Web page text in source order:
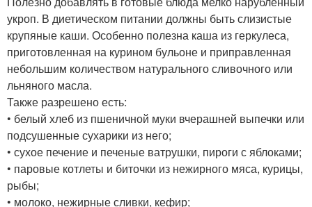
укроп. В диетическом питании должны быть слизистые
крупяные каши. Особенно полезна каша из геркулеса,
приготовленная на курином бульоне и приправленная
небольшим количеством натурального сливочного или
льняного масла.
Также разрешено есть:
• белый хлеб из пшеничной муки вчерашней выпечки или
подсушенные сухарики из него;
• сухое печение и печеные ватрушки, пироги с яблоками;
• паровые котлеты и биточки из нежирного мяса, курицы,
рыбы;
• молоко, нежирные сливки, кефир;